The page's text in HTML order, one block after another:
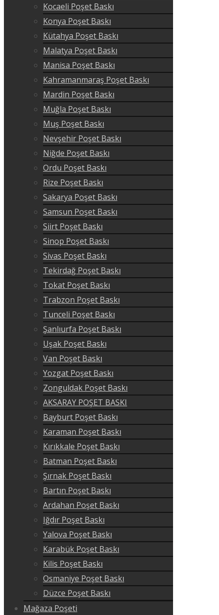
Kocaeli Poşet Baskı
Konya Poşet Baskı
Kütahya Poşet Baskı
Malatya Poşet Baskı
Manisa Poşet Baskı
Kahramanmaraş Poşet Baskı
Mardin Poşet Baskı
Muğla Poşet Baskı
Muş Poşet Baskı
Nevşehir Poşet Baskı
Niğde Poşet Baskı
Ordu Poşet Baskı
Rize Poşet Baskı
Sakarya Poşet Baskı
Samsun Poşet Baskı
Siirt Poşet Baskı
Sinop Poşet Baskı
Sivas Poşet Baskı
Tekirdağ Poşet Baskı
Tokat Poşet Baskı
Trabzon Poşet Baskı
Tunceli Poşet Baskı
Şanlıurfa Poşet Baskı
Uşak Poşet Baskı
Van Poşet Baskı
Yozgat Poşet Baskı
Zonguldak Poşet Baskı
AKSARAY POŞET BASKI
Bayburt Poşet Baskı
Karaman Poşet Baskı
Kırıkkale Poşet Baskı
Batman Poşet Baskı
Şırnak Poşet Baskı
Bartın Poşet Baskı
Ardahan Poşet Baskı
Iğdır Poşet Baskı
Yalova Poşet Baskı
Karabük Poşet Baskı
Kilis Poşet Baskı
Osmaniye Poşet Baskı
Düzce Poşet Baskı
Mağaza Poşeti